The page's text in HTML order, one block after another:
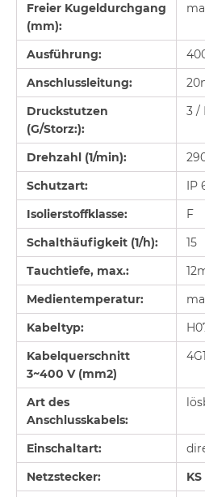
Freier Kugeldurchgang
(mm):
Ausführung:
Anschlussleitung:
Druckstutzen
(G/Storz:):
3 /
Drehzahl (1/min):
Schutzart:
IP
Isol ierstoffk lasse:
F
Schalthäufigkeit (1/h):
15
Tauchtiefe, max.:
Medientemperatur:
Kabeltyp:
Kabelquerschnitt
3~400 V (mm2)
Art des
Anschlusskabels:
Einschaltart:
Netzstecker: